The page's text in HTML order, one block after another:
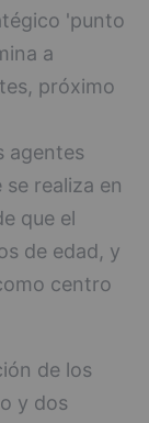
'punto
a
próximo
agentes
realiza en
que el
de edad, y
centro
de los
y dos